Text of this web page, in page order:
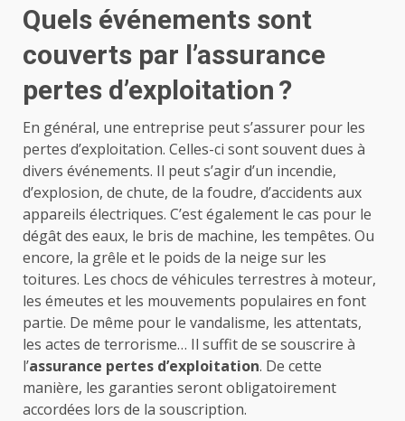
Quels événements sont
couverts par l’assurance
pertes d’exploitation ?
En général, une entreprise peut s’assurer pour les
pertes d’exploitation. Celles-ci sont souvent dues à
divers événements. Il peut s’agir d’un incendie,
d’explosion, de chute, de la foudre, d’accidents aux
appareils électriques. C’est également le cas pour le
dégât des eaux, le bris de machine, les tempêtes. Ou
encore, la grêle et le poids de la neige sur les
toitures. Les chocs de véhicules terrestres à moteur,
les émeutes et les mouvements populaires en font
partie. De même pour le vandalisme, les attentats,
les actes de terrorisme… Il suffit de se souscrire à
l’assurance pertes d’exploitation. De cette
manière, les garanties seront obligatoirement
accordées lors de la souscription.